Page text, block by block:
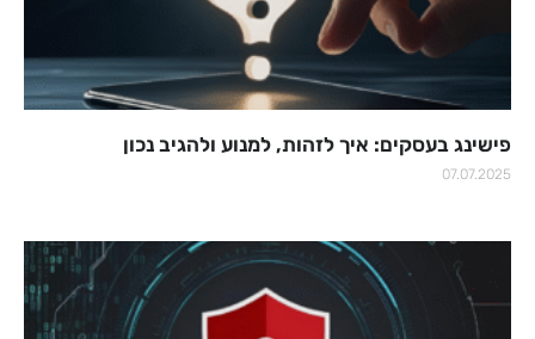
פישינג בעסקים: איך לזהות, למנוע ולהגיב נכון
07.07.2025